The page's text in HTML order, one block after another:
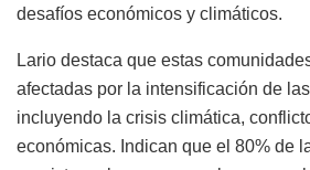
desafíos económicos y climáticos.
Lario destaca que estas
afectadas por la intensificación de
incluyendo la crisis climática,
económicas. Indican que el 80% de